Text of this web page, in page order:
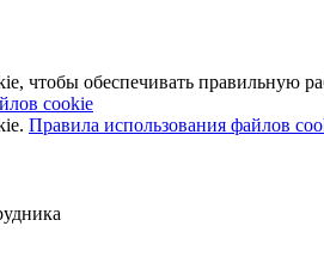
чтобы обеспечивать правильную
cookie
Правила использования файлов